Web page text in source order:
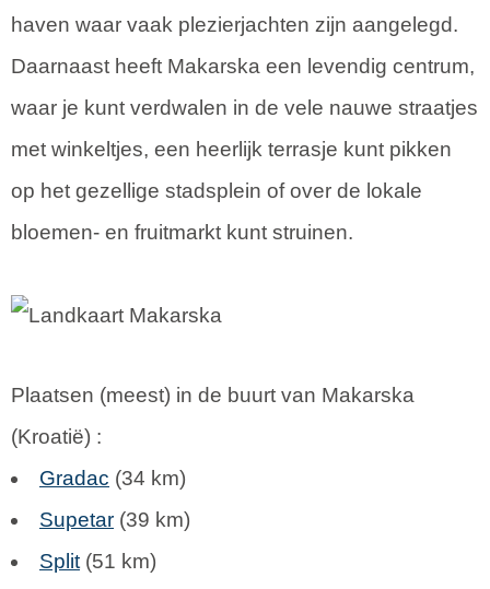
haven waar vaak plezierjachten zijn aangelegd.
Daarnaast heeft Makarska een levendig centrum,
waar je kunt verdwalen in de vele nauwe straatjes
met winkeltjes, een heerlijk terrasje kunt pikken
op het gezellige stadsplein of over de lokale
bloemen- en fruitmarkt kunt struinen.
Plaatsen (meest) in de buurt van Makarska
(Kroatië) :
Gradac (34 km)
Supetar (39 km)
Split (51 km)